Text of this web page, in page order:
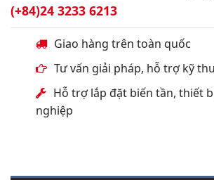
(+84)24 3233 6213
Giao hàng trên toàn quốc
Tư vấn giải pháp, hỗ trợ kỹ
Hỗ trợ lắp đặt biến tần, thiết
nghiệp